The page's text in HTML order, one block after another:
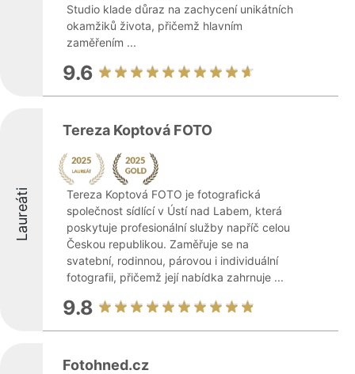
Studio klade důraz na zachycení unikátních
okamžiků života, přičemž hlavním
zaměřením ...
9.6
Laureáti
Tereza Koptová FOTO
Tereza Koptová FOTO je fotografická
společnost sídlící v Ústí nad Labem, která
poskytuje profesionální služby napříč celou
Českou republikou. Zaměřuje se na
svatební, rodinnou, párovou i individuální
fotografii, přičemž její nabídka zahrnuje ...
9.8
Fotohned.cz